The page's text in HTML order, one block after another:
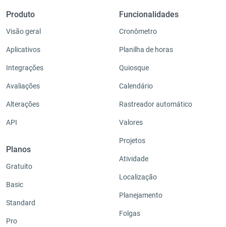
Produto
Visão geral
Aplicativos
Integrações
Avaliações
Alterações
API
Planos
Gratuito
Basic
Standard
Pro
Funcionalidades
Cronômetro
Planilha de horas
Quiosque
Calendário
Rastreador automático
Valores
Projetos
Atividade
Localização
Planejamento
Folgas